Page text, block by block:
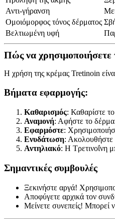
Αντι-γήρανση
Ομοιόμορφος τόνος δέρματος
Βελτιωμένη υφή
Πώς να
Η χρήση της κρέμας Tretinoin
Βήματα εφαρμογής:
Καθαρισμός: Καθαρίστε
Αναμονή: Αφήστε το δέρμα
Εφαρμόστε:
Ενυδάτωση: Ακολουθήστε
Αντηλιακό: Η Τρετινοΐνη
Σημαντικές συμβουλές
Ξεκινήστε αργά!
Αποφύγετε αρχικά τον
Μείνετε συνεπείς! Μπορεί